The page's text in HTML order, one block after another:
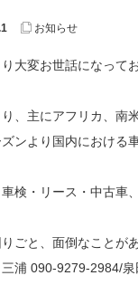
お知らせ
大変お世話になって
、主にアフリカ、南
ンより国内における
検・リース・中古車
ごと、面倒なことが
浦 090-9279-2984/